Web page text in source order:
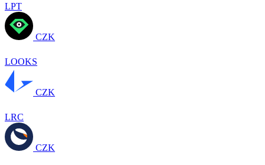
LPT
CZK
LOOKS
CZK
LRC
CZK